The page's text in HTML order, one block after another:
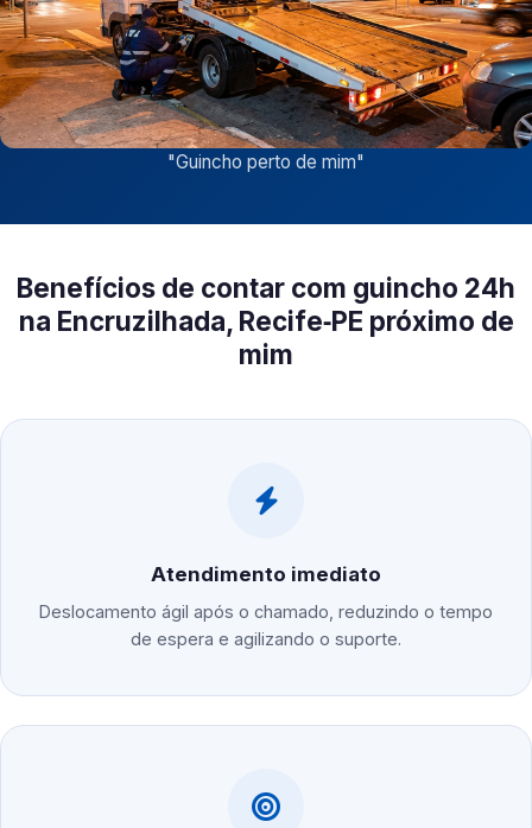
"Guincho perto de mim"
Benefícios de contar com guincho 24h
na Encruzilhada, Recife‑PE próximo de
mim
Atendimento imediato
Deslocamento ágil após o chamado, reduzindo o tempo
de espera e agilizando o suporte.